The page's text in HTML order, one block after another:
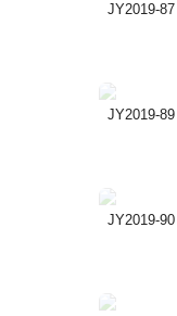
JY2019-87
JY2019-89
JY2019-90